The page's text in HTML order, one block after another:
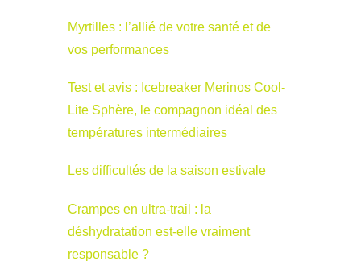
Myrtilles : l’allié de votre santé et de
vos performances
Test et avis : Icebreaker Merinos Cool-
Lite Sphère, le compagnon idéal des
températures intermédiaires
Les difficultés de la saison estivale
Crampes en ultra-trail : la
déshydratation est-elle vraiment
responsable ?